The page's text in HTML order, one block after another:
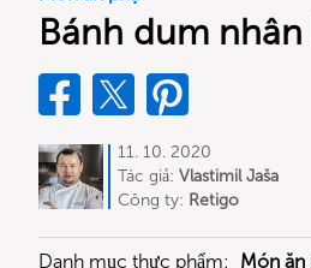
Bánh dum
11. 10. 2020
Tác giả: Vlastimil Jaša
Công ty: Retigo
Danh mục thực phẩm: Món ăn